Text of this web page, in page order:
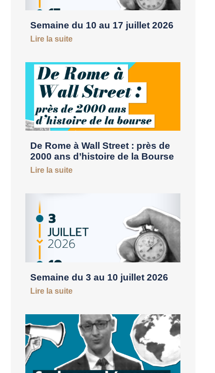
Semaine du 10 au 17 juillet 2026
Lire la suite
De Rome à Wall Street : près de
2000 ans d’histoire de la Bourse
Lire la suite
Semaine du 3 au 10 juillet 2026
Lire la suite